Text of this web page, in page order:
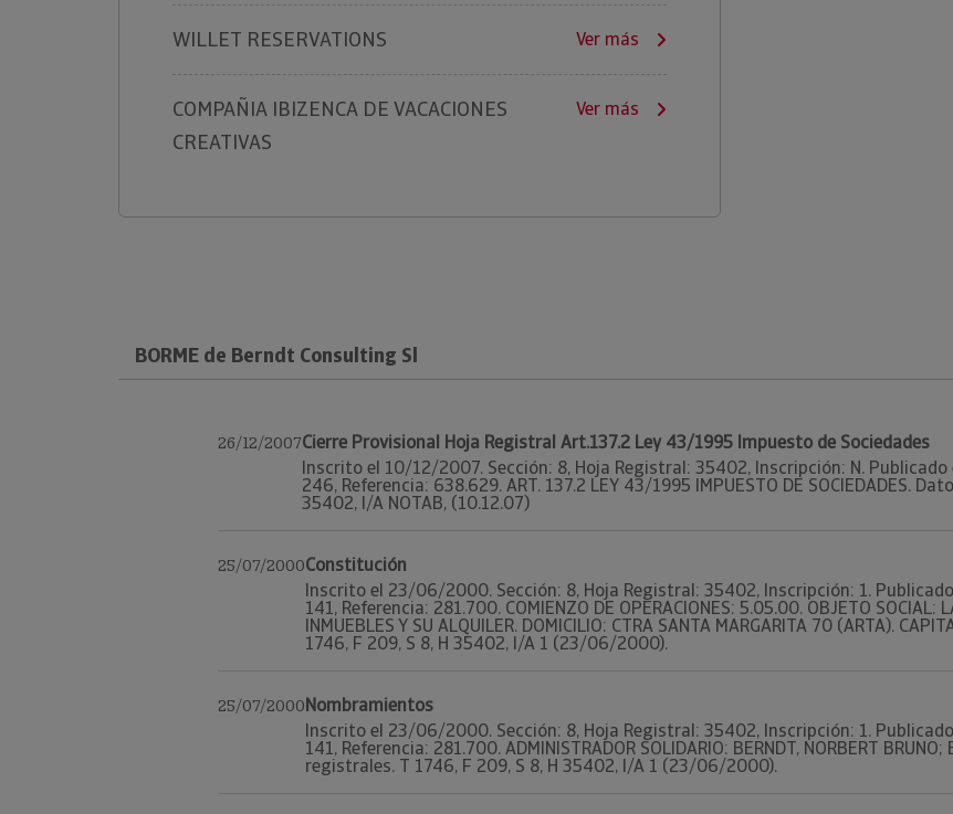
WILLET RESERVATIONS Ver más
COMPAÑIA IBIZENCA DE VACACIONES
CREATIVAS
Ver más
BORME de Berndt Consulting Sl
26/12/2007Cierre Provisional Hoja Registral Art.137.2 Ley 43/1995 Impuesto de Sociedades
Inscrito el 10/12/2007. Sección: 8, Hoja Registral: 35402, Inscripción: N.
246, Referencia: 638.629. ART. 137.2 LEY 43/1995 IMPUESTO DE SOCIEDADES.
35402, I/A NOTAB, (10.12.07)
25/07/2000Constitución
Inscrito el 23/06/2000. Sección: 8, Hoja Registral: 35402, Inscripción: 1.
141, Referencia: 281.700. COMIENZO DE OPERACIONES: 5.05.00. OBJETO SOCIAL:
INMUEBLES Y SU ALQUILER. DOMICILIO: CTRA SANTA MARGARITA 70 (ARTA).
1746, F 209, S 8, H 35402, I/A 1 (23/06/2000).
25/07/2000Nombramientos
Inscrito el 23/06/2000. Sección: 8, Hoja Registral: 35402, Inscripción: 1.
141, Referencia: 281.700. ADMINISTRADOR SOLIDARIO: BERNDT, NORBERT
registrales. T 1746, F 209, S 8, H 35402, I/A 1 (23/06/2000).